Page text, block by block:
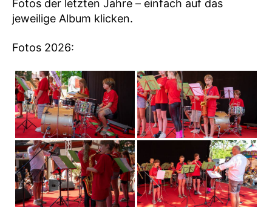
Fotos der letzten Jahre – einfach auf das
jeweilige Album klicken.
Fotos 2026: